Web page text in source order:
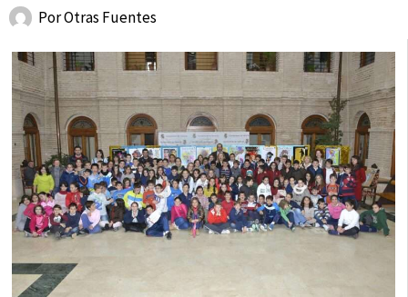
PorOtras Fuentes